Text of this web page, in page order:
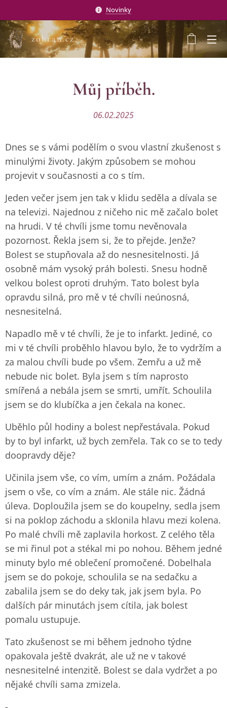
Novinky
zohran.cz
Můj příběh.
06.02.2025
Dnes se s vámi podělím o svou vlastní zkušenost s
minulými životy. Jakým způsobem se mohou
projevit v současnosti a co s tím.
Jeden večer jsem jen tak v klidu seděla a dívala se
na televizi. Najednou z ničeho nic mě začalo bolet
na hrudi. V té chvíli jsme tomu nevěnovala
pozornost. Řekla jsem si, že to přejde. Jenže?
Bolest se stupňovala až do nesnesitelnosti. Já
osobně mám vysoký práh bolesti. Snesu hodně
velkou bolest oproti druhým. Tato bolest byla
opravdu silná, pro mě v té chvíli neúnosná,
nesnesitelná.
Napadlo mě v té chvíli, že je to infarkt. Jediné, co
mi v té chvíli proběhlo hlavou bylo, že to vydržím a
za malou chvíli bude po všem. Zemřu a už mě
nebude nic bolet. Byla jsem s tím naprosto
smířená a nebála jsem se smrti, umřít. Schoulila
jsem se do klubíčka a jen čekala na konec.
Uběhlo půl hodiny a bolest nepřestávala. Pokud
by to byl infarkt, už bych zemřela. Tak co se to tedy
doopravdy děje?
Učinila jsem vše, co vím, umím a znám. Požádala
jsem o vše, co vím a znám. Ale stále nic. Žádná
úleva. Doploužila jsem se do koupelny, sedla jsem
si na poklop záchodu a sklonila hlavu mezi kolena.
Po malé chvíli mě zaplavila horkost. Z celého těla
se mi řinul pot a stékal mi po nohou. Během jedné
minuty bylo mé oblečení promočené. Dobelhala
jsem se do pokoje, schoulila se na sedačku a
zabalila jsem se do deky tak, jak jsem byla. Po
dalších pár minutách jsem cítila, jak bolest
pomalu ustupuje.
Tato zkušenost se mi během jednoho týdne
opakovala ještě dvakrát, ale už ne v takové
nesnesitelné intenzitě. Bolest se dala vydržet a po
nějaké chvíli sama zmizela.